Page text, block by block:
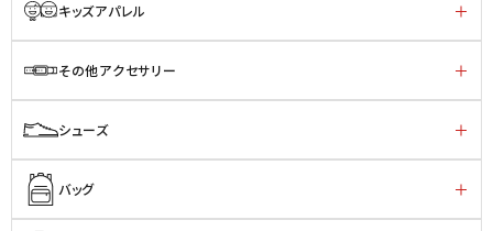
キッズアパレル
その他アクセサリー
シューズ
バッグ